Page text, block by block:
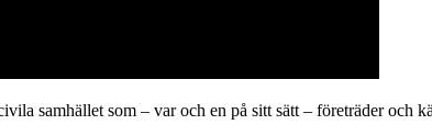
samhället som – var och en på sitt sätt – företräder och